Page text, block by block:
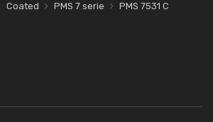
Coated PMS 7 serie PMS 7531 C